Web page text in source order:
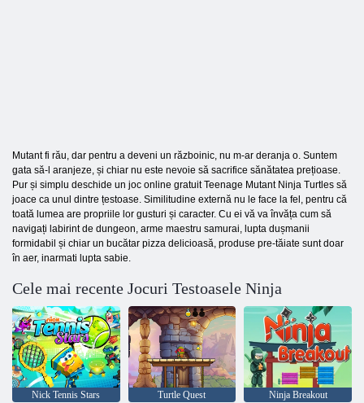
Mutant fi rău, dar pentru a deveni un războinic, nu m-ar deranja o. Suntem
gata să-l aranjeze, și chiar nu este nevoie să sacrifice sănătatea prețioase.
Pur și simplu deschide un joc online gratuit Teenage Mutant Ninja Turtles să
joace ca unul dintre țestoase. Similitudine externă nu le face la fel, pentru că
toată lumea are propriile lor gusturi și caracter. Cu ei vă va învăța cum să
navigați labirint de dungeon, arme maestru samurai, lupta dușmanii
formidabil și chiar un bucătar pizza delicioasă, produse pre-tăiate sunt doar
în aer, inarmati lupta sabie.
Cele mai recente Jocuri Testoasele Ninja
Nick Tennis Stars Turtle Quest Ninja Breakout